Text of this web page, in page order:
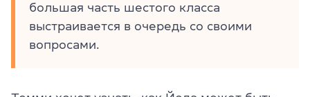
большая часть шестого класса
выстраивается в очередь со своими
вопросами.